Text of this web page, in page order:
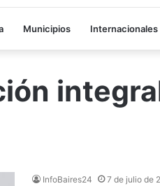
Municipios Internacionales
InfoBaires24 7 de julio de